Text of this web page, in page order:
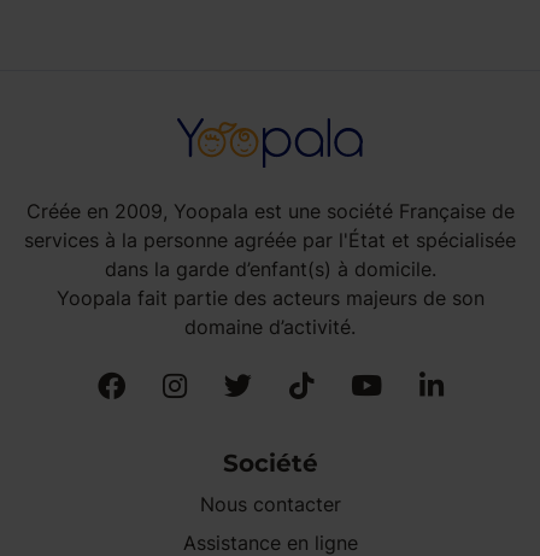
Créée en 2009, Yoopala est une société Française de
services à la personne agréée par l'État et spécialisée
dans la garde d’enfant(s) à domicile.
Yoopala fait partie des acteurs majeurs de son
domaine d’activité.
Société
Nous contacter
Assistance en ligne